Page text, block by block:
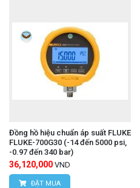
Đồng hồ hiệu chuẩn áp suất FLUKE
FLUKE-700G30 (-14 đến 5000 psi,
-0.97 đến 340 bar)
36,120,000 VND
ĐẶT MUA